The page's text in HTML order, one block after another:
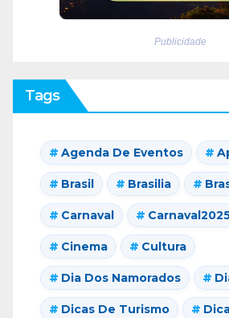
Publicidade
Tags
Agenda De Eventos
Brasil Brasilia
Carnaval
Cinema Cultura
Dia Dos Namorados
Dicas De Turismo